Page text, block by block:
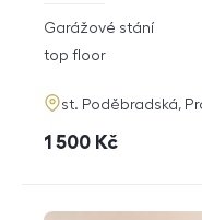
rozměry
disposition
Garážové stání
funkce
top floor
adresa
st. Poděbradská,
cena
1 500 Kč